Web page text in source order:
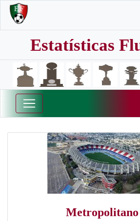
Estatísticas
Metropolitano